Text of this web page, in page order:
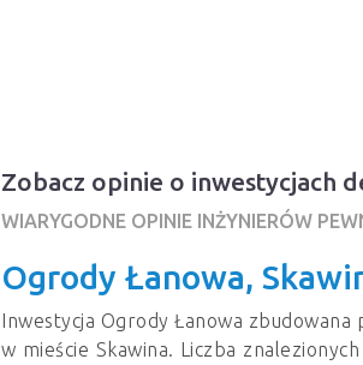
Zobacz opinie o inwestycjach
WIARYGODNE OPINIE INŻYNIERÓW
Ogrody Łanowa,
Inwestycja Ogrody Łanowa
w mieście Skawina. Liczba